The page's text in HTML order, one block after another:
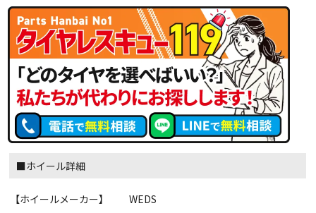
■ホイール詳細
【ホイールメーカー】
WEDS